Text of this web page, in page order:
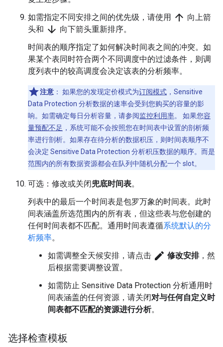
如需指定不同安排之间的优先级，请使用 arrow_upward 向上箭
头和 arrow_downward 向下箭头重新排序。
时间表的顺序指定了如何解决时间表之间的冲突。如
果某个表同时符合两个不同调度中的过滤条件，则调
度列表中的较高调度会决定该表的分析频率。
注意 ： 如果您的发现定价模式为订阅模式 ，Sensitive
Data Protection 分析数据的速率会受到您购买的容量的影
响。如需确定每日分析容量，请参阅监控利用率。 如果您容
量预配不足 ，系统可能不会按照您在时间表中设置的剖析频
率进行剖析。如果存在待分析的数据积压，则时间表顺序不
会决定 Sensitive Data Protection 分析积压数据的顺序。而是
范围内的所有数据资源都会在队列中随机分配一个 slot。
可选：修改或关闭兜底时间表。
列表中的最后一个时间表是包罗万象的时间表。此时
间表涵盖所选范围内的所有表，但这些表与您创建的
任何时间表都不匹配。通用时间表遵循系统默认的分
析频率。
如需调整全天候安排，请点击 edit 修改安排，然
后根据需要调整设置。
如需防止 Sensitive Data Protection 分析通用时
间表涵盖的任何资源，请关闭对与任何自定义时
间表都不匹配的资源进行分析。
选择检查模板